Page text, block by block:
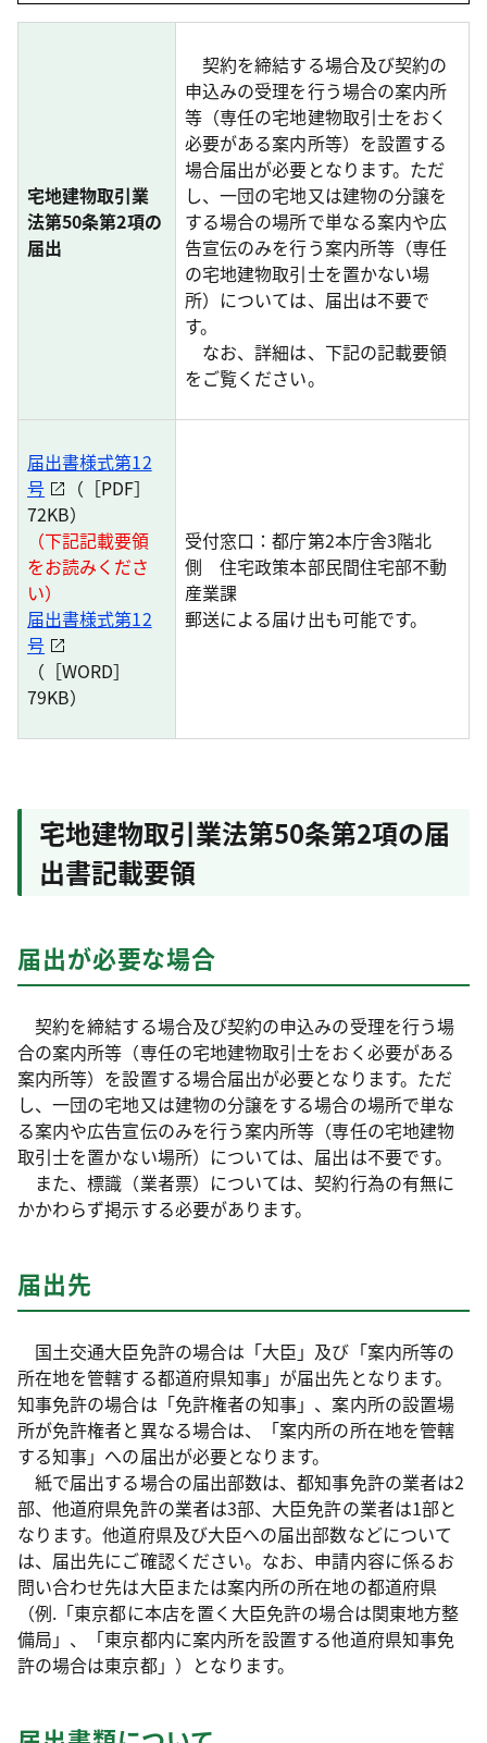
宅地建物取引業
法第50条第2項の
届出
契約を締結する場合及び契約の
申込みの受理を行う場合の案内所
等（専任の宅地建物取引士をおく
必要がある案内所等）を設置する
場合届出が必要となります。ただ
し、一団の宅地又は建物の分譲を
する場合の場所で単なる案内や広
告宣伝のみを行う案内所等（専任
の宅地建物取引士を置かない場
所）については、届出は不要で
す。
なお、詳細は、下記の記載要領
をご覧ください。
届出書様式第12
号
（［PDF］
72KB）
（下記記載要領
をお読みくださ
い）
届出書様式第12
号
（［WORD］
79KB）
受付窓口：都庁第2本庁舎3階北
側 住宅政策本部民間住宅部不動
産業課
郵送による届け出も可能です。
宅地建物取引業法第50条第2項の届
出書記載要領
届出が必要な場合
契約を締結する場合及び契約の申込みの受理を行う場
合の案内所等（専任の宅地建物取引士をおく必要がある
案内所等）を設置する場合届出が必要となります。ただ
し、一団の宅地又は建物の分譲をする場合の場所で単な
る案内や広告宣伝のみを行う案内所等（専任の宅地建物
取引士を置かない場所）については、届出は不要です。
また、標識（業者票）については、契約行為の有無に
かかわらず掲示する必要があります。
届出先
国土交通大臣免許の場合は「大臣」及び「案内所等の
所在地を管轄する都道府県知事」が届出先となります。
知事免許の場合は「免許権者の知事」、案内所の設置場
所が免許権者と異なる場合は、「案内所の所在地を管轄
する知事」への届出が必要となります。
紙で届出する場合の届出部数は、都知事免許の業者は2
部、他道府県免許の業者は3部、大臣免許の業者は1部と
なります。他道府県及び大臣への届出部数などについて
は、届出先にご確認ください。なお、申請内容に係るお
問い合わせ先は大臣または案内所の所在地の都道府県
（例.「東京都に本店を置く大臣免許の場合は関東地方整
備局」、「東京都内に案内所を設置する他道府県知事免
許の場合は東京都」）となります。